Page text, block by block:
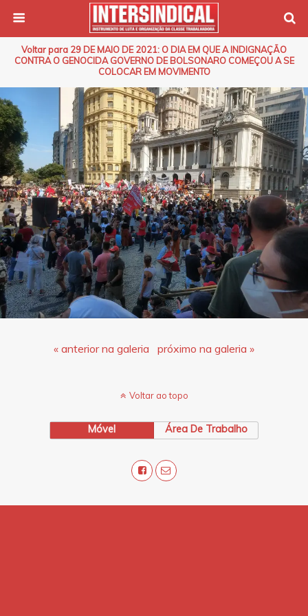
Voltar para 29 DE MAIO DE 2021: O DIA EM QUE A INDIGNAÇÃO
CONTRA O GENOCIDA GOVERNO DE BOLSONARO COMEÇOU A SE
COLOCAR EM MOVIMENTO
« anterior na galeria próximo na galeria »
Voltar ao topo
Móvel Área De Trabalho